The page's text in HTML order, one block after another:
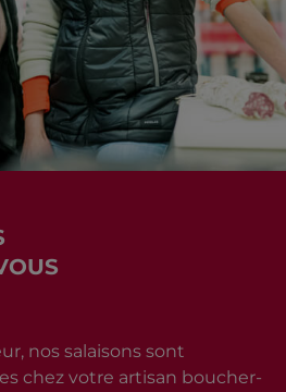
nos salaisons sont
chez votre artisan boucher-